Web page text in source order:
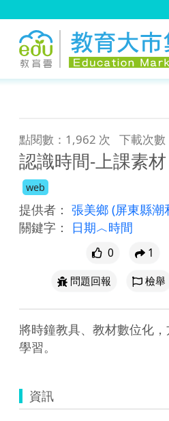
點閱數：1,962 次 下載次
認識時間-上課素材
web
提供者： 張美鄉 (屏東縣潮
關鍵字：
日期︿時間
0 1
問題回報
檢舉
將時鐘教具、教材數位化
學習。
資訊